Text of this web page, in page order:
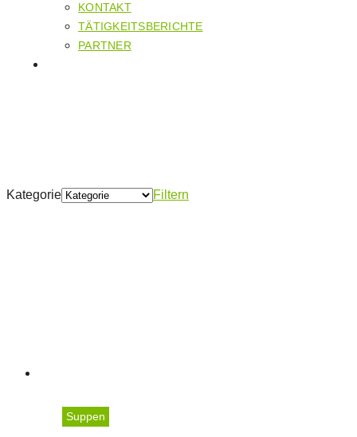
KONTAKT
TÄTIGKEITSBERICHTE
PARTNER
Kategorie Filtern
Suppen